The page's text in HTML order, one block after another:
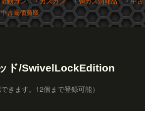
動ガン ・ガスガン ・弾ガス消耗品
・中
古高価買取
ド/SwivelLockEdition
きます。12個まで登録可能）